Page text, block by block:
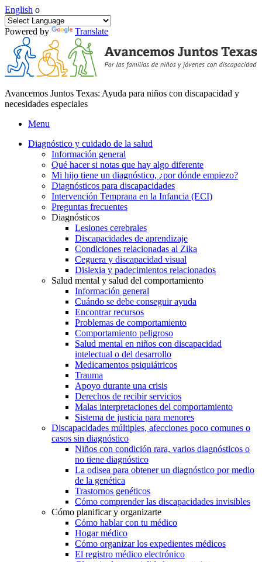
English o
Powered by Translate
Avancemos Juntos Texas: Ayuda para niños con discapacidad y
necesidades especiales
Menu
Diagnóstico y cuidado de la salud
Información general
Qué hacer si notas que hay algo diferente
Mi hijo tiene un diagnóstico, ¿por dónde empiezo?
Diagnósticos para discapacidades
Intervención Temprana en la Infancia (ECI)
Preguntas frecuentes
Diagnósticos
Lesiones cerebrales
Discapacidades de aprendizaje
Condiciones relacionadas al Zika
Ceguera y discapacidad visual
Dislexia y padecimientos relacionados
Salud mental y salud del comportamiento
Información general
Cuándo se debe conseguir ayuda
Encontrar recursos
Problemas de comportamiento
Comportamiento peligroso
Salud mental en niños con discapacidad
intelectual o del desarrollo
Medicamentos psiquiátricos
Trauma
Apoyo durante una crisis
Derechos de recibir servicios
Malas interpretaciones del comportamiento
Sistema de justicia para menores
Discapacidades múltiples, afecciones poco comunes o
casos sin diagnóstico
Niños con condición rara, varios diagnósticos o
no tiene diagnóstico
La odisea para obtener un diagnóstico por medio
de la genética
Trastornos genéticos
Cómo comprender las discapacidades invisibles
Cómo planificar y organizarte
Cómo hablar con tu médico
Hogar médico
Cómo organizar los expedientes médicos
El registro médico electrónico